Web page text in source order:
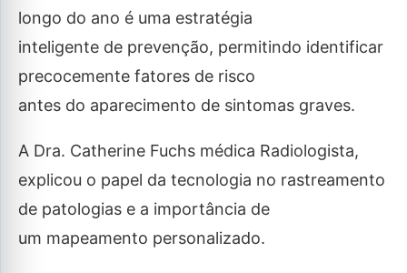
longo do ano é uma estratégia
inteligente de prevenção, permitindo identificar
precocemente fatores de risco
antes do aparecimento de sintomas graves.
A Dra. Catherine Fuchs médica Radiologista,
explicou o papel da tecnologia no rastreamento
de patologias e a importância de
um mapeamento personalizado.